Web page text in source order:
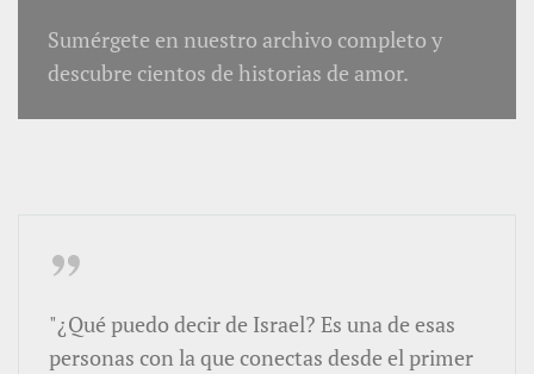
Sumérgete en nuestro archivo completo y
descubre cientos de historias de amor.
"¿Qué puedo decir de Israel? Es una de esas
personas con la que conectas desde el primer